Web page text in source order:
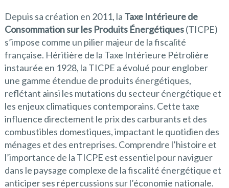
Depuis sa création en 2011, la Taxe Intérieure de
Consommation sur les Produits Énergétiques(TICPE)
s’impose comme un pilier majeur de la fiscalité
française. Héritière de la Taxe Intérieure Pétrolière
instaurée en 1928, la TICPE a évolué pour englober
une gamme étendue de produits énergétiques,
reflétant ainsi les mutations du secteur énergétique et
les enjeux climatiques contemporains. Cette taxe
influence directement le prix des carburants et des
combustibles domestiques, impactant le quotidien des
ménages et des entreprises. Comprendre l’histoire et
l’importance de la TICPE est essentiel pour naviguer
dans le paysage complexe de la fiscalité énergétique et
anticiper ses répercussions sur l’économie nationale.